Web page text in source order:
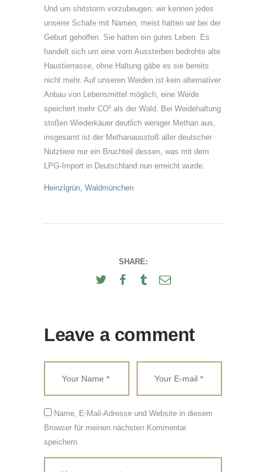
Und um shitstorm vorzubeugen: wir kennen jedes
unserer Schafe mit Namen, meist hatten wir bei der
Geburt geholfen. Sie hatten ein gutes Leben. Es
handelt sich um eine vom Aussterben bedrohte alte
Haustierrasse, ohne Haltung gäbe es sie bereits
nicht mehr. Auf unseren Weiden ist kein alternativer
Anbau von Lebensmittel möglich, eine Weide
speichert mehr CO² als der Wald. Bei Weidehaltung
stoßen Wiederkäuer deutlich weniger Methan aus,
insgesamt ist der Methanausstoß aller deutscher
Nutztiere nur ein Bruchteil dessen, was mit dem
LPG-Import in Deutschland nun erreicht wurde.
Heinzlgrün, Waldmünchen
SHARE:
Leave a comment
Name, E-Mail-Adresse und Website in diesem
Browser für meinen nächsten Kommentar
speichern.